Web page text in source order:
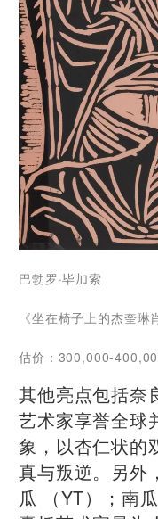
巴勃罗·毕加索
《坐在椅子上的杰奎
估价：300,000-
其他亮点包括奈
艺术家享誉全球
象，以杏仁状的
真与叛逆。另外
瓜 （YT）；南